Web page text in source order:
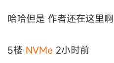
哈哈但是 作者还在这里啊
5楼 NVMe 2小时前